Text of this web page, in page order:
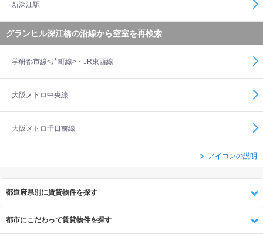
新深江駅
グランヒル深江橋の沿線から空室を再検索
学研都市線<片町線>・JR東西線
大阪メトロ中央線
大阪メトロ千日前線
アイコンの説明
都道府県別に賃貸物件を探す
都市にこだわって賃貸物件を探す